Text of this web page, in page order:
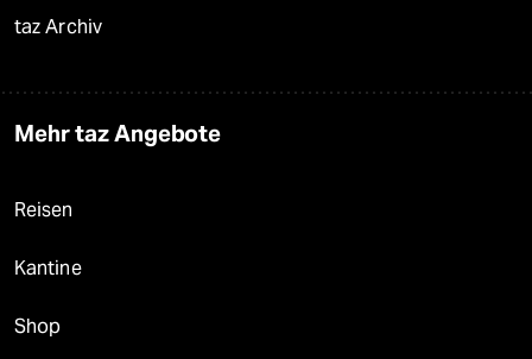
taz Archiv
Mehr taz Angebote
Reisen
Kantine
Shop